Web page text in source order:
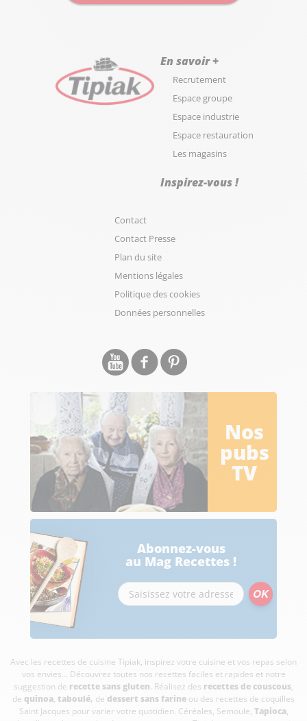
En savoir +
Recrutement
Espace groupe
Espace industrie
Espace restauration
Les magasins
Inspirez-vous !
Contact
Contact Presse
Plan du site
Mentions légales
Politique des cookies
Données personnelles
Nos
pubs
TV
Abonnez-vous
au Mag Recettes !
Avec les recettes de cuisine Tipiak, inspirez votre cuisine et vos repas selon
vos envies... Découvrez toutes nos recettes faciles et rapides et notre
suggestion de recette sans gluten. Réalisez des recettes de couscous,
de quinoa, taboulé, de dessert sans farine ou des recettes de coquilles
Saint Jacques pour varier votre quotidien. Céréales, Semoule, Tapioca,